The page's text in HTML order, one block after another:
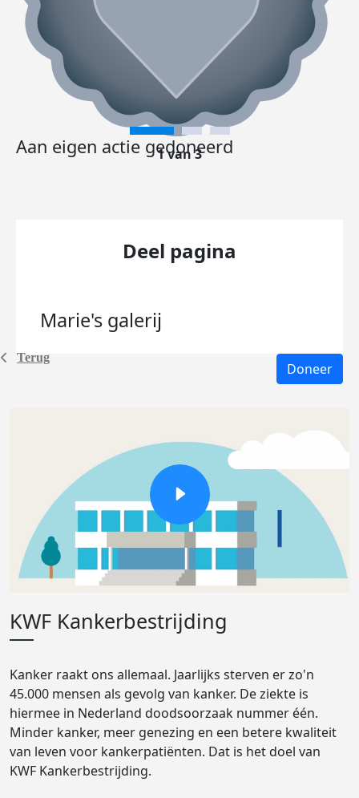
Terug
Aan eigen actie gedoneerd
1 van 3
Deel pagina
Marie's galerij
Doneer
KWF Kankerbestrijding
Kanker raakt ons allemaal. Jaarlijks sterven er zo'n
45.000 mensen als gevolg van kanker. De ziekte is
hiermee in Nederland doodsoorzaak nummer één.
Minder kanker, meer genezing en een betere kwaliteit
van leven voor kankerpatiënten. Dat is het doel van
KWF Kankerbestrijding.